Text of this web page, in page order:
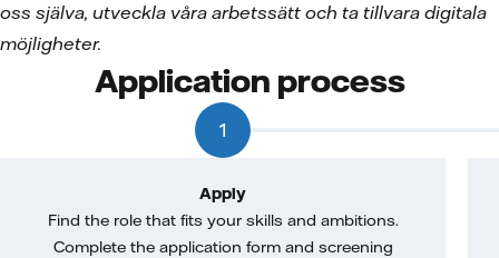
oss själva, utveckla våra arbetssätt och ta tillvara digitala
möjligheter.
Application process
1
Apply
Find the role that fits your skills and ambitions.
Complete the application form and screening